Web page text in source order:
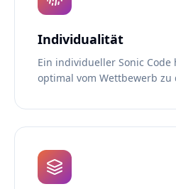
Individualität
Ein individueller Sonic
optimal vom Wettbewerb